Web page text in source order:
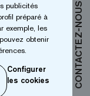
CONTACTEZ-NOUS
arrow_drop_down
publicités
préparé à
exemple, les
obtenir
Configurer
les cookies